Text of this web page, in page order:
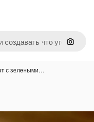
Поиск
с зелеными…